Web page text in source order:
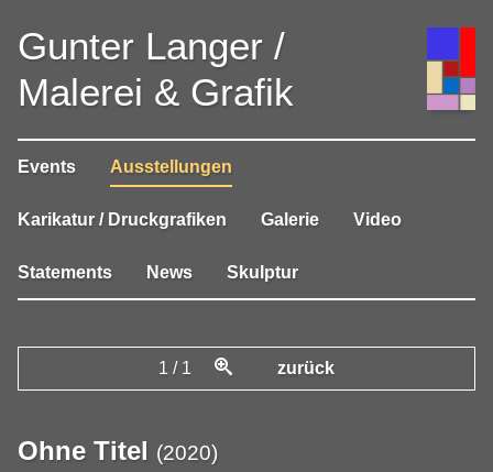
Gunter Langer /
Malerei & Grafik
Events Ausstellungen
Karikatur / Druckgrafiken Galerie Video
Statements News Skulptur
1 / 1 zurück
Ohne Titel (2020)